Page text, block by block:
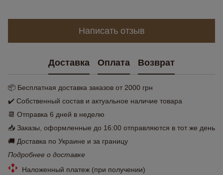
Написать отзыв
Доставка Оплата Возврат
📦 Бесплатная доставка заказов от 2000 грн
✔️ Собственный состав и актуальное наличие товара
📆 Отправка 6 дней в неделю
📥 Заказы, оформленные до 16:00 отправляются в тот же день
🚚 Доставка по Украине и за границу
Подробнее о доставке
Наложенный платеж (при получении)